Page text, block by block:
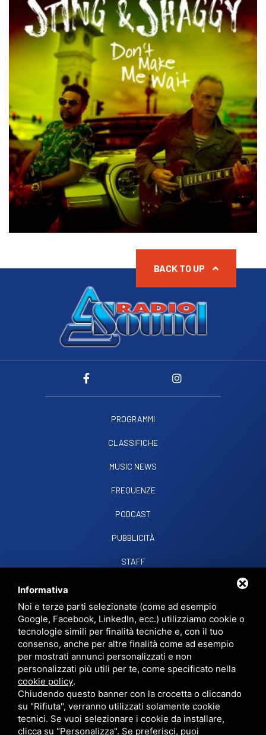
PROGRAMMI
CLASSIFICHE
MUSIC NEWS
FREQUENZE
PODCAST
PUBBLICITÀ
STAFF
RADIO SOUND SNCVIALE PAPA GIOVANNI XXIII, 39, 44021 CODIGORO FE
D.L. 34/2019 EROG. PUBBLICHE
PRIVACY•SITEMAP• QUESTO SITO È PROTETTO DA GOOGLE RECAPTCHA
V3,PRIVACY POLICYETERMS OF SERVICEDI GOOGLE.
BACK TO UP
Informativa
Noi e terze parti selezionate (come ad esempio
Google, Facebook, LinkedIn, ecc.) utilizziamo cookie o
tecnologie simili per finalità tecniche e, con il tuo
consenso, anche per altre finalità come ad esempio
per mostrati annunci personalizzati e non
personalizzati più utili per te, come specificato nella
cookie policy.
Chiudendo questo banner con la crocetta o cliccando
su "Rifiuta", verranno utilizzati solamente cookie
tecnici. Se vuoi selezionare i cookie da installare,
clicca su "Personalizza". Se preferisci, puoi